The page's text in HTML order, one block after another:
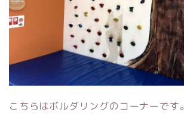
こちらはボルダリングのコーナーです。